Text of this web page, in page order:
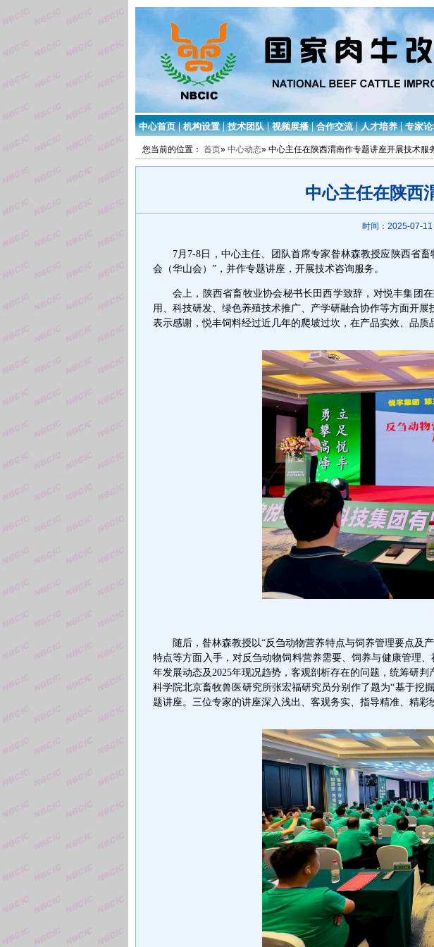
中心首页 机构设置 技术团队 视频展播 合作交流 人才培养 专家
您当前的位置： 首页» 中心动态» 中心主任在陕西渭南作专题讲座开展技术服
中心主任在陕西
时间：2025-07-
7月 7-8 日，中心主任、团队首席专家昝林森教授应陕西省
会（华山会） ” ，并作专题讲座，开展技术咨询服务。
会上，陕西省畜牧业协会秘书长田西学致辞，对悦丰集团
用、科技研发、绿色养殖技术推广、产学研融合协作等方面开
表示感谢，悦丰饲料经过近几年的爬坡过坎，在产品实效、品
随后，昝林森教授以“反刍动物营养特点与饲养管理要点及
特点等方面入手，对反刍动物饲料营养需要、饲养与健康管理
年发展动态及2025年现况趋势，客观剖析存在的问题，统筹研
科学院北京畜牧兽医研究所张宏福研究员分别作了题为“基于挖
题讲座。三位专家的讲座深入浅出、客观务实、指导精准、精彩